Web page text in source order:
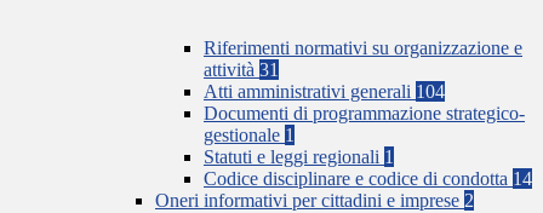
Riferimenti normativi su organizzazione e
attività 31
Atti amministrativi generali 104
Documenti di programmazione strategico-
gestionale 1
Statuti e leggi regionali 1
Codice disciplinare e codice di condotta 14
Oneri informativi per cittadini e imprese 2